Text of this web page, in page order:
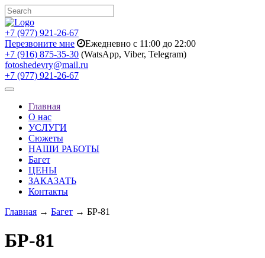
+7 (977) 921-26-67
Перезвоните мне
Ежедневно с 11:00 до 22:00
+7 (916) 875-35-30 (WatsApp, Viber, Telegram)
fotoshedevry@mail.ru
+7 (977) 921-26-67
Toggle
navigationГлавная
О нас
УСЛУГИ
Сюжеты
НАШИ РАБОТЫ
Багет
ЦЕНЫ
ЗАКАЗАТЬ
Контакты
Главная → Багет → БР-81
БР-81